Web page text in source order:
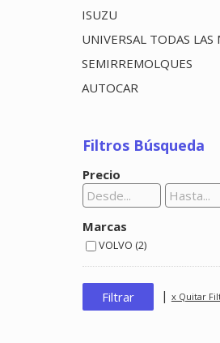
ISUZU
UNIVERSAL TODAS LAS
SEMIRREMOLQUES
AUTOCAR
Filtros Búsqueda
Precio
Marcas
VOLVO (2)
| x Quitar